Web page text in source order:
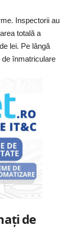
Inspectorii au
totală a
lei. Pe lângă
înmatriculare
de